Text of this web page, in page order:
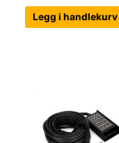
Legg i handlekurv